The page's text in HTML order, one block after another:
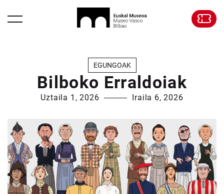
EGUNGOAK
Bilboko Erraldoiak
Uztaila 1, 2026 Iraila 6, 2026